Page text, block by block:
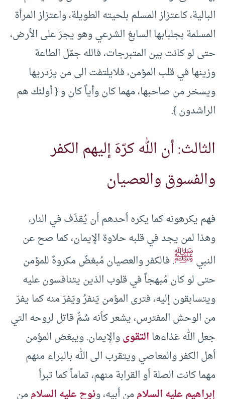
البالية، كاعتزاز المسلم بلحيته الطويلة، واعتزاز المرأة
المسلمة بجلبابها السابغ الشرعي وهو يجرّ على الأرض،
حتى لو كانت بين المتبرجات، فالله جمّل الطاعة
وزينها في قلب المؤمن، فلايلتفت الى من يزدريها
ويسخر من صاحبها، مهما كان وأياً كان و { أولئك هم
الراشدون }.
الثالث: أن الله كرّهَ إليهم الكفر
والفسوق والعصيان
فهم يكرهونه كما يكره أحدهم أن يُقذَف في النار،
وهذا لمن يجد في قلبه حلاوة الإيمان، كما صح عن
النبيﷺ. فالكفر والعصيان مُبغضٌ مكروهٌ للمؤمن
حتى لو كان مُبهجاً في قلوب الذين يتنافسون عليه
ويتسابقون إليه، فترى المؤمن يَنفرُ ويَفرّ منه كما يفرّ
من الوحش المفترس، يشعر كأنه سُمٌّ قاتل لروحه التي
جعل الله غذاءهاالتقوىوالإيمان. ويبغض المؤمن
أهل الكفر والمعاصي ويتقرب الى الله بالبراء منهم
مهما كانت الصلة أو القرابة منهم، تماماً كما تبرأ
إبراهيم عليه السلاممن أبيه، ونوح عليه السلاممن